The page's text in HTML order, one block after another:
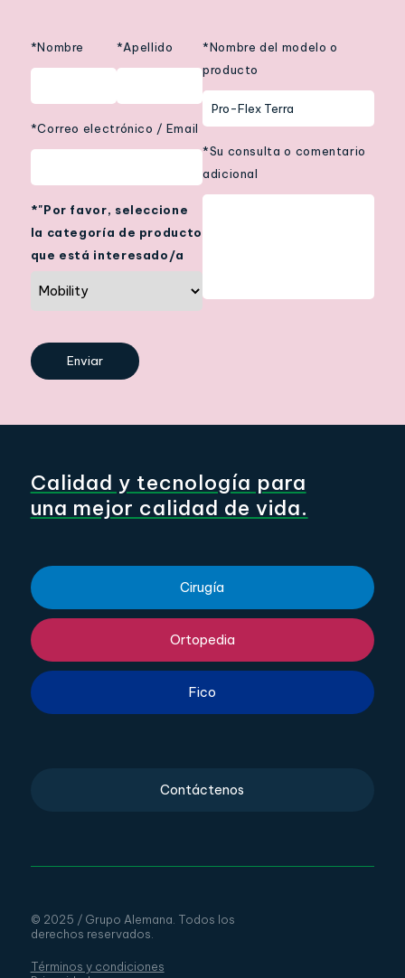
*Nombre *Apellido
*Correo electrónico / Email
*"Por favor, seleccione
la categoría de producto
que está interesado/a
*Nombre del modelo o
producto
*Su consulta o comentario
adicional
Calidad y tecnología para
una mejor calidad de vida.
Cirugía
Ortopedia
Fico
Contáctenos
© 2025 / Grupo Alemana. Todos los
derechos reservados.
Términos y condiciones